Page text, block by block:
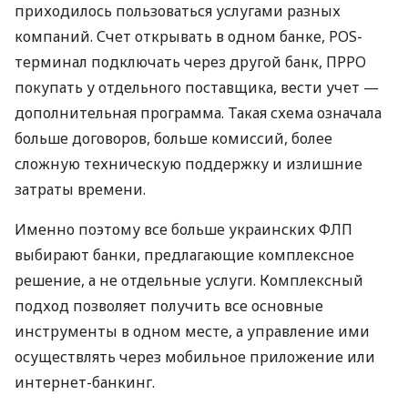
приходилось пользоваться услугами разных
компаний. Счет открывать в одном банке, POS-
терминал подключать через другой банк, ПРРО
покупать у отдельного поставщика, вести учет —
дополнительная программа. Такая схема означала
больше договоров, больше комиссий, более
сложную техническую поддержку и излишние
затраты времени.
Именно поэтому все больше украинских ФЛП
выбирают банки, предлагающие комплексное
решение, а не отдельные услуги. Комплексный
подход позволяет получить все основные
инструменты в одном месте, а управление ими
осуществлять через мобильное приложение или
интернет-банкинг.